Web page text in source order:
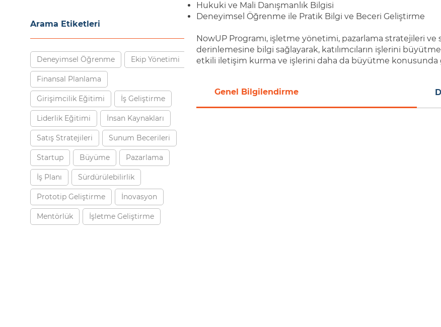
Arama Etiketleri
Deneyimsel Öğrenme Ekip Yönetimi
Finansal Planlama
Girişimcilik Eğitimi İş Geliştirme
Liderlik Eğitimi İnsan Kaynakları
Satış Stratejileri Sunum Becerileri
Startup Büyüme Pazarlama
İş Planı Sürdürülebilirlik
Prototip Geliştirme İnovasyon
Mentörlük İşletme Geliştirme
Hukuki ve Mali Danışmanlık Bilgisi
Deneyimsel Öğrenme ile Pratik Bilgi ve Beceri Geliştirme
NowUP Programı, işletme yönetimi, pazarlama stratejileri ve
derinlemesine bilgi sağlayarak, katılımcıların işlerini
etkili iletişim kurma ve işlerini daha da büyütme konusunda
Genel Bilgilendirme